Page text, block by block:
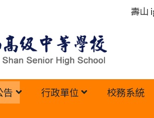
壽山
告 行政單位 校務系統